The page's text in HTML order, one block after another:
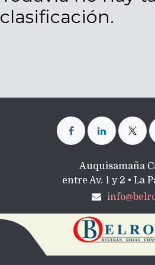
clasificación.
Auquisamaña
entre Av. 1 y 2 • La